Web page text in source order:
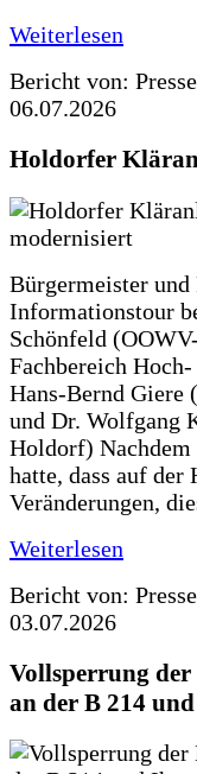
Weiterlesen
Bericht von:
06.07.2026
Holdorfer
Bürgermeister
Informationstour
Schönfeld
Fachbereich
Hans-Bernd Giere
und Dr. Wolfgang
Holdorf)
hatte, dass auf
Veränderungen,
Weiterlesen
Bericht von:
03.07.2026
Vollsperrung der
an der B 214